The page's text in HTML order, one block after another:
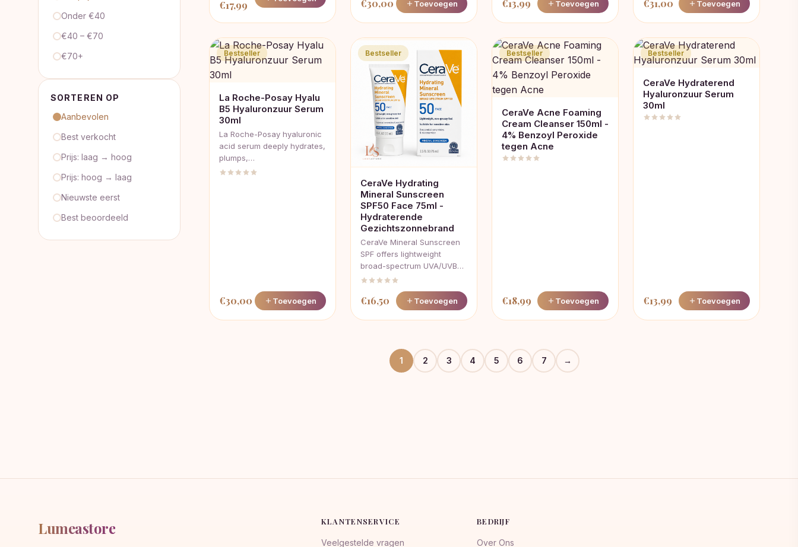
Onder €40
€40 – €70
€70+
SORTEREN OP
Aanbevolen
Best verkocht
Prijs: laag → hoog
Prijs: hoog → laag
Nieuwste eerst
Best beoordeeld
Oorspronkelijke
prijs
€21,50.
€17,99 Huidige
€17,99.
€30,00 Toevoegen €13,99 Toevoegen €31,00 Toevoegen
Bestseller
La Roche-Posay Hyalu
B5 Hyaluronzuur Serum
30ml
La Roche-Posay hyaluronic
acid serum deeply hydrates,
plumps,…
€30,00 Toevoegen
Bestseller
CeraVe Hydrating
Mineral Sunscreen
SPF50 Face 75ml -
Hydraterende
Gezichtszonnebrand
CeraVe Mineral Sunscreen
SPF offers lightweight
broad-spectrum UVA/UVB…
€16,50 Toevoegen
Bestseller
CeraVe Acne Foaming
Cream Cleanser 150ml -
4% Benzoyl Peroxide
tegen Acne
€18,99 Toevoegen
Bestseller
CeraVe Hydraterend
Hyaluronzuur Serum
30ml
€13,99 Toevoegen
1 2 3 4 5 6 7 →
Lumeastore KLANTENSERVICE
Veelgestelde vragen
BEDRIJF
Over Ons